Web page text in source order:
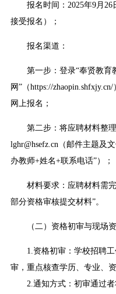
报名时间：2025年9月26
接受报名）；
报名渠道：
第一步：登录“奉贤教育
网”（https://
网上报名；
第二步：将应聘材料整理
lghr@hsefz.cn（邮件主题及
办教师+姓名+联系电话”）；
材料要求：应聘材料需完
部分资格审核提交材料”。
（二）资格初审与现场资
1.资格初审：学校招聘工
审，重点核查学历、专业、
2.通知方式：初审通过者